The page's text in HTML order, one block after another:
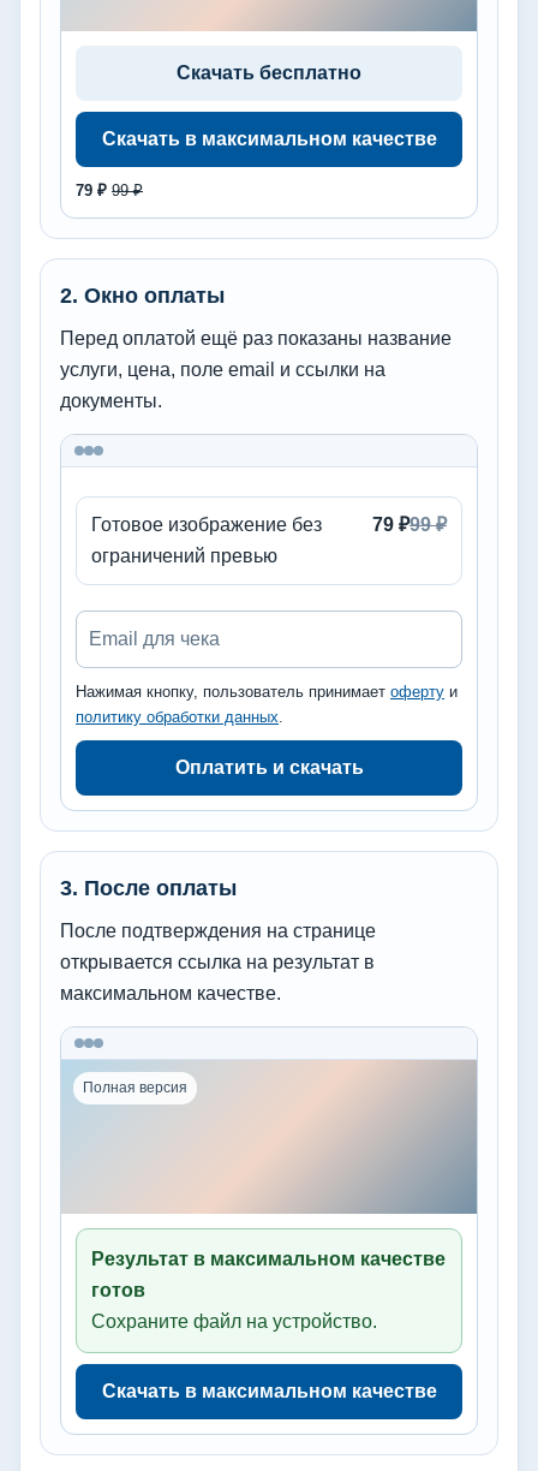
Скачать бесплатно
Скачать в максимальном качестве
79 ₽ 99 ₽
2. Окно оплаты
Перед оплатой ещё раз показаны название
услуги, цена, поле email и ссылки на
документы.
Готовое изображение без
ограничений превью
79 ₽99 ₽
Email для чека
Нажимая кнопку, пользователь принимает оферту и
политику обработки данных.
Оплатить и скачать
3. После оплаты
После подтверждения на странице
открывается ссылка на результат в
максимальном качестве.
Полная версия
Результат в максимальном качестве
готов
Сохраните файл на устройство.
Скачать в максимальном качестве